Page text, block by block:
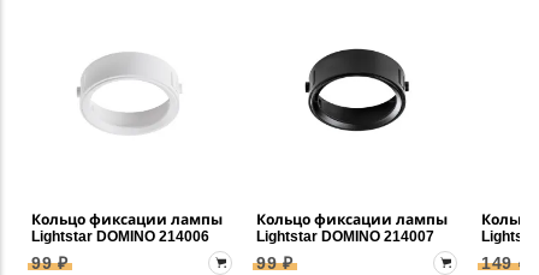
Кольцо фиксации лампы
Lightstar DOMINO 214006
99 ₽
Кольцо фиксации лампы
Lightstar DOMINO 214007
99 ₽ 149 ₽